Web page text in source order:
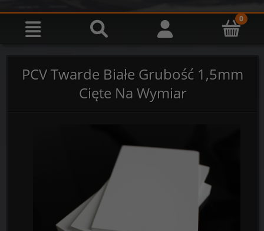
PCV Twarde Białe Grubość 1,5mm
Cięte Na Wymiar